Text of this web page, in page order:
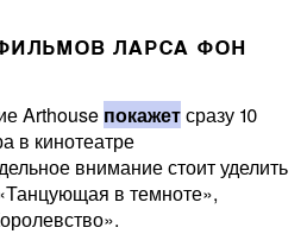
ЛАРСА ФОН
Arthouse покажетсразу 10
в кинотеатре
внимание стоит уделить
в темноте»,